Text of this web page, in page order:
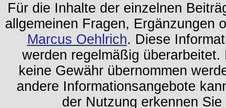
Für die Inhalte der einzelnen
allgemeinen Fragen, Ergänzungen
Marcus Oehlrich. Diese
werden regelmäßig
keine Gewähr übernommen
andere Informationsangebote
der Nutzung erkennen